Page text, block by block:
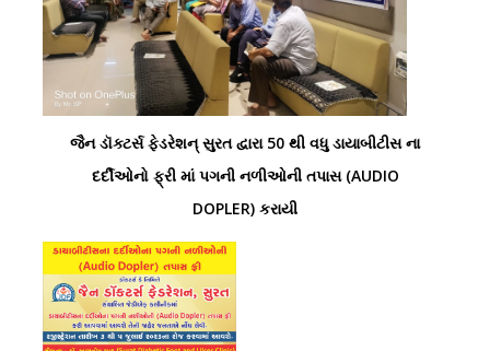
જૈન ડૉક્ટર્સ ફેડરેશન્ સુરત દ્વારા 50 થી વધુ ડાયાબીટીસ ના
દર્દીઓનો ફ્રી માં પગની ન‌‌‌‌‌‌‌‌‌‌‌ળીઓની તપાસ (AUDIO
DOPLER) કરાયી